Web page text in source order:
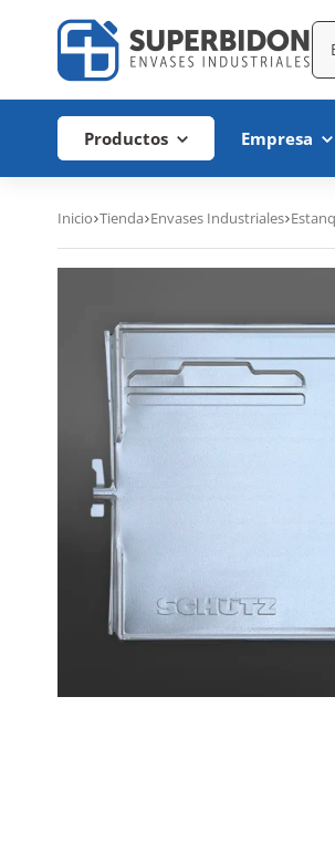
Productos Empresa
Inicio Tienda Envases Industriales